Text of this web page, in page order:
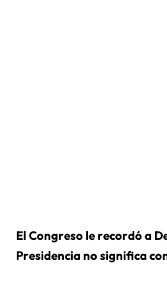
El Congreso le recordó a
Presidencia no significa